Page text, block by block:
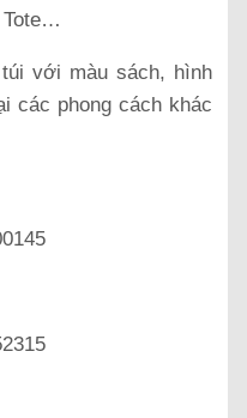
Tote…
với màu sách, hình
các phong cách khác